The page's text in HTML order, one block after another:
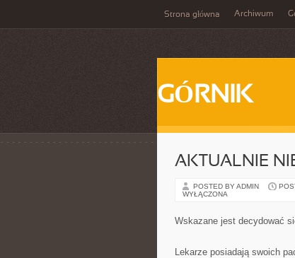
Strona główna Archiwum
GÓRNIK
AKTUALNIE
POSTED BY ADMIN
WYŁĄCZONA
Wskazane jest decydować
Lekarze posiadają swoich